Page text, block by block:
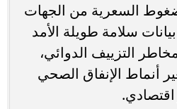
السعرية من الجهات
سلامة طويلة الأمد
التزييف الدوائي،
أنماط الإنفاق الصحي